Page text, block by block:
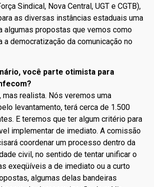
Sindical, Nova Central, UGT e CGTB),
as diversas instâncias estaduais uma
algumas propostas que vemos como
a democratização da comunicação no
você parte otimista para
mas realista. Nós veremos uma
levantamento, terá cerca de 1.500
E teremos que ter algum critério para
implementar de imediato. A comissão
coordenar um processo dentro da
civil, no sentido de tentar unificar o
exeqüíveis a de imediato ou a curto
algumas delas bandeiras